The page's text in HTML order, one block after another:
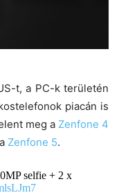
t, a PC-k területén
piacán is
meg a Zenfone 4
Zenfone 5.
selfie + 2 x